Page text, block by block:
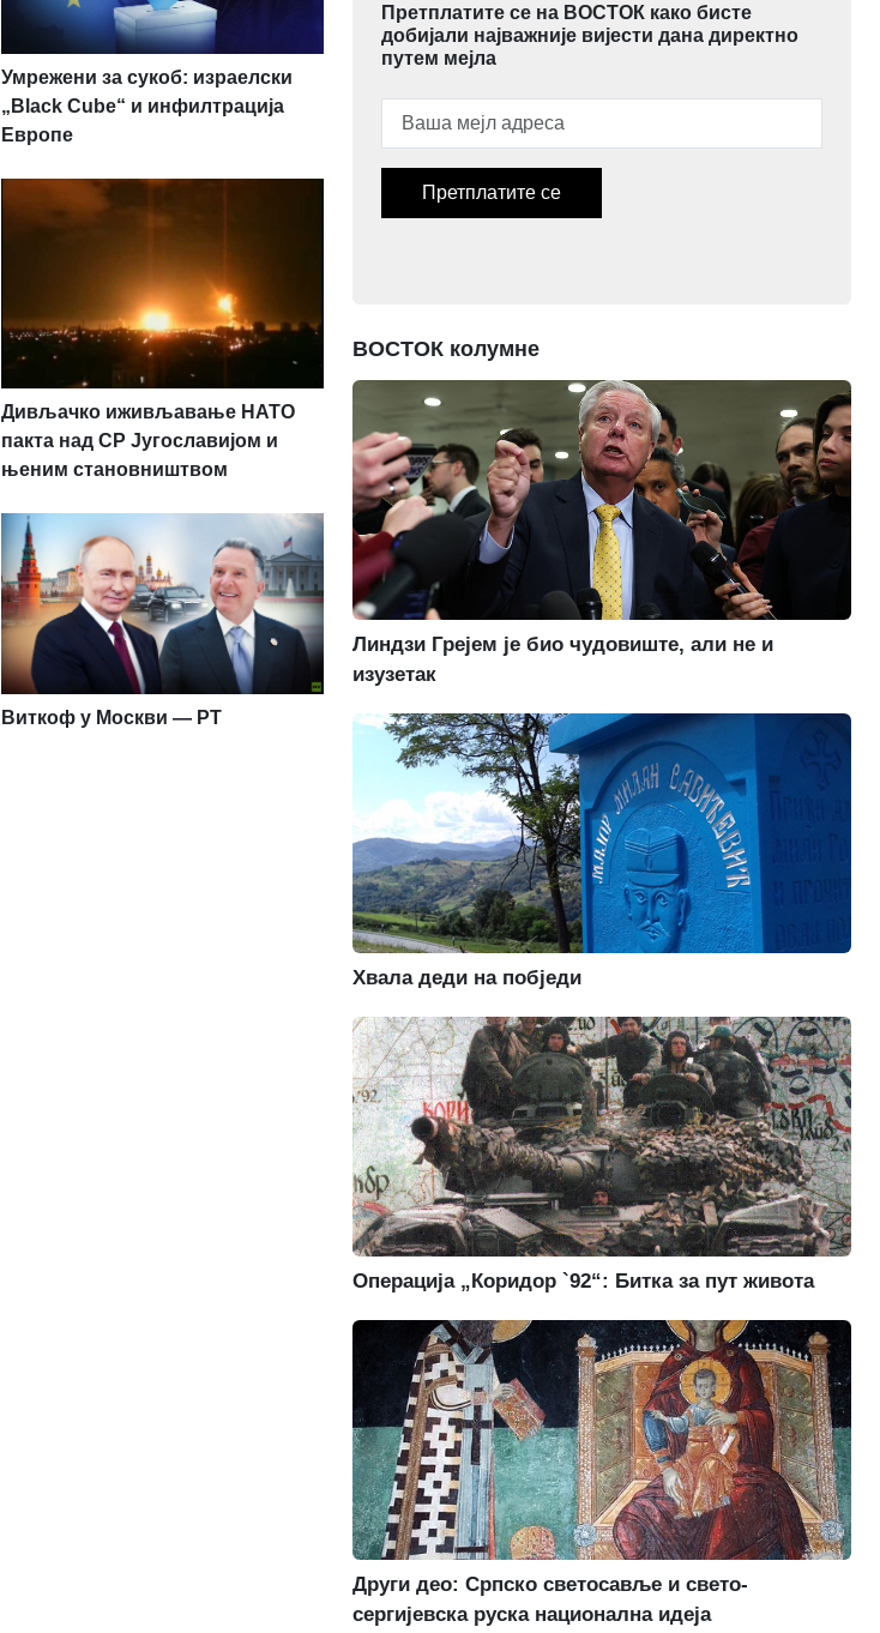
Умрежени за сукоб: израелски
„Black Cube“ и инфилтрација
Европе
Дивљачко иживљавање НАТО
пакта над СР Југославијом и
њеним становништвом
Виткоф у Москви — РТ
Претплатите се на ВОСТОК како бисте
добијали најважније вијести дана директно
путем мејла
Претплатите се
ВОСТОК колумне
Линдзи Грејем је био чудовиште, али не и
изузетак
Хвала деди на побједи
Операција „Коридор `92“: Битка за пут живота
Други део: Српско светосавље и свето-
сергијевска руска национална идеја